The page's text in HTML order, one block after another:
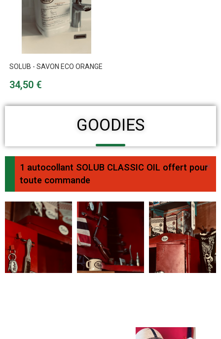
SOLUB - SAVON ECO ORANGE
Prix
34,50 €
GOODIES
1 autocollant SOLUB CLASSIC OIL offert pour
toute commande
×